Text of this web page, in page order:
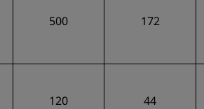
500 172
120 44